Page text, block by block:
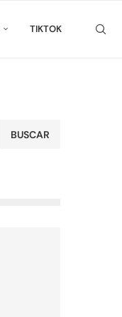
TIKTOK
BUSCAR